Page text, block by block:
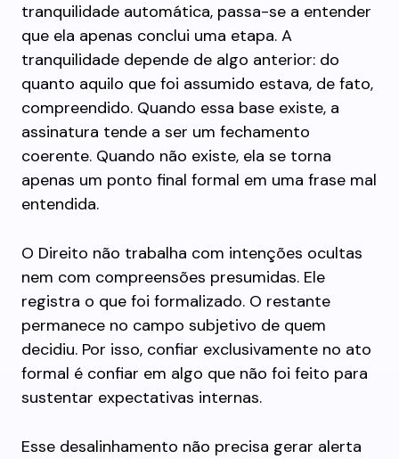
tranquilidade automática, passa-se a entender
que ela apenas conclui uma etapa. A
tranquilidade depende de algo anterior: do
quanto aquilo que foi assumido estava, de fato,
compreendido. Quando essa base existe, a
assinatura tende a ser um fechamento
coerente. Quando não existe, ela se torna
apenas um ponto final formal em uma frase mal
entendida.
O Direito não trabalha com intenções ocultas
nem com compreensões presumidas. Ele
registra o que foi formalizado. O restante
permanece no campo subjetivo de quem
decidiu. Por isso, confiar exclusivamente no ato
formal é confiar em algo que não foi feito para
sustentar expectativas internas.
Esse desalinhamento não precisa gerar alerta